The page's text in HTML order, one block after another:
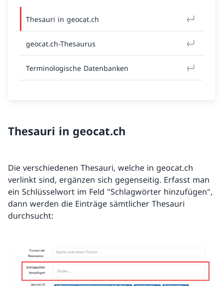
Thesauri in geocat.ch
Die verschiedenen Thesauri, welche in geocat.ch
verlinkt sind, ergänzen sich gegenseitig. Erfasst man
ein Schlüsselwort im Feld "Schlagwörter hinzufügen",
dann werden die Einträge sämtlicher Thesauri
durchsucht:
Thesauri in geocat.ch
geocat.ch-Thesaurus
Terminologische Datenbanken